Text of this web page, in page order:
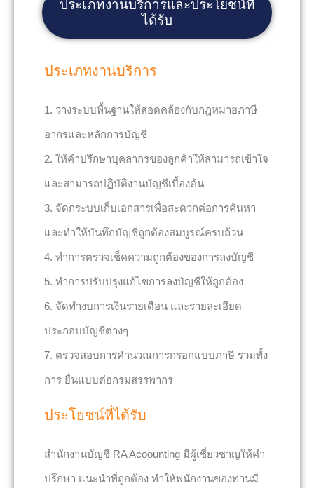
ประเภทงานบริการและประโยชน์ที่
ได้รับ
ประเภทงานบริการ
1. วางระบบพื้นฐานให้สอดคล้องกับกฎหมายภาษี
อากรและหลักการบัญชี
2. ให้คำปรึกษาบุคลากรของลูกค้าให้สามารถเข้าใจ
และสามารถปฏิบัติงานบัญชีเบื้องต้น
3. จัดกระบบเก็บเอกสารเพื่อสะดวกต่อการค้นหา
และทำให้บันทึกบัญชีถูกต้องสมบูรณ์ครบถ้วน
4. ทำการตรวจเช็คความถูกต้องของการลงบัญชี
5. ทำการปรับปรุงแก้ไขการลงบัญชีให้ถูกต้อง
6. จัดทำงบการเงินรายเดือน และรายละเอียด
ประกอบบัญชีต่างๆ
7. ตรวจสอบการคำนวณการกรอกแบบภาษี รวมทั้ง
การ ยื่นแบบต่อกรมสรรพากร
ประโยชน์ที่ได้รับ
สำนักงานบัญชี RA Acoounting มีผู้เชี่ยวชาญให้คำ
ปรึกษา แนะนำที่ถูกต้อง ทำให้พนักงานของท่านมี